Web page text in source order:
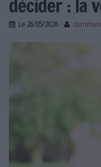
LES DOSSIERS
décider : la
Le 26/05/2026
website-music-